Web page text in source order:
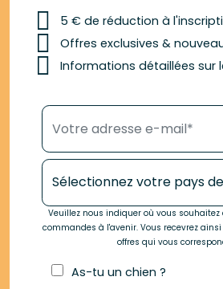
5 € de réduction à
Offres exclusives &
Informations détaillées sur
Votre adresse e-mail*
Votre pays de livraison*
Veuillez nous indiquer où vous
commandes à l'avenir. Vous recevrez
offres qui vous
As-tu un chien ?